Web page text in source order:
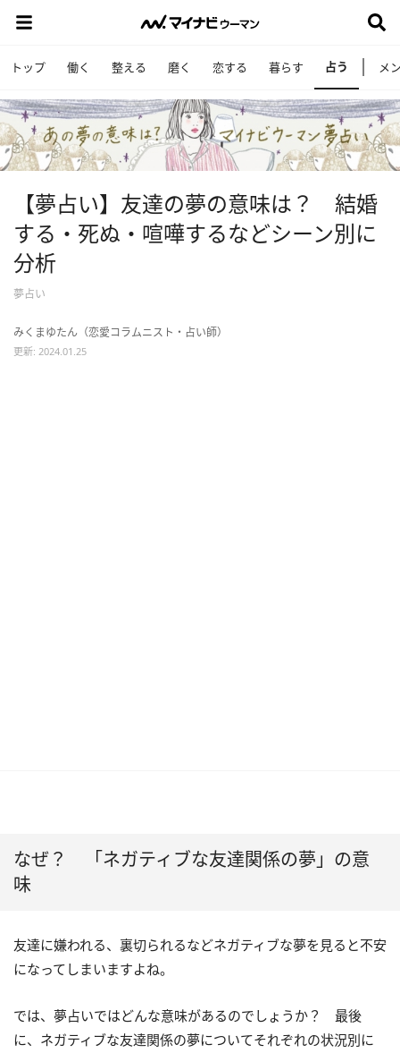
トップ 働く 整える 磨く 恋する 暮らす 占う メ
【夢占い】友達の夢の意味は？ 結婚
する・死ぬ・喧嘩するなどシーン別に
分析
夢占い
みくまゆたん（恋愛コラムニスト・占い師）
更新: 2024.01.25
なぜ？ 「ネガティブな友達関係の夢」の意
味
友達に嫌われる、裏切られるなどネガティブな夢を見ると不安
になってしまいますよね。
では、夢占いではどんな意味があるのでしょうか？ 最後
に、ネガティブな友達関係の夢についてそれぞれの状況別に